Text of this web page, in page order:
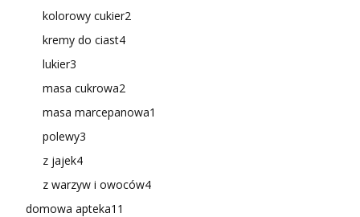
kolorowy cukier2
kremy do ciast4
lukier3
masa cukrowa2
masa marcepanowa1
polewy3
z jajek4
z warzyw i owoców4
domowa apteka11